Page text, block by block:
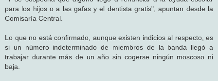
para los hijos o a las gafas y el dentista gratis", apuntan desde la
Comisaría Central.
Lo que no está confirmado, aunque existen indicios al respecto, es
si un número indeterminado de miembros de la banda llegó a
trabajar durante más de un año sin cogerse ningún moscoso ni
baja.